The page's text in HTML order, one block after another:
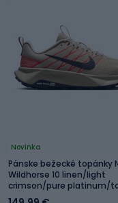
Novinka
Pánske bežecké topánky
Wildhorse 10 linen/light
crimson/pure platinum/
red